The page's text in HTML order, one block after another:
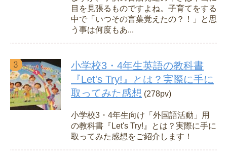
目を見張るものですよね。子育てをする
中で「いつその言葉覚えたの？！」と思
う事は何度もあ...
小学校3・4年生英語の教科書
『Let's Try!』とは？実際に手に
取ってみた感想 (278pv)
小学校3・4年生向け「外国語活動」用
の教科書『Let's Try!』とは？実際に手に
取ってみた感想をご紹介します！